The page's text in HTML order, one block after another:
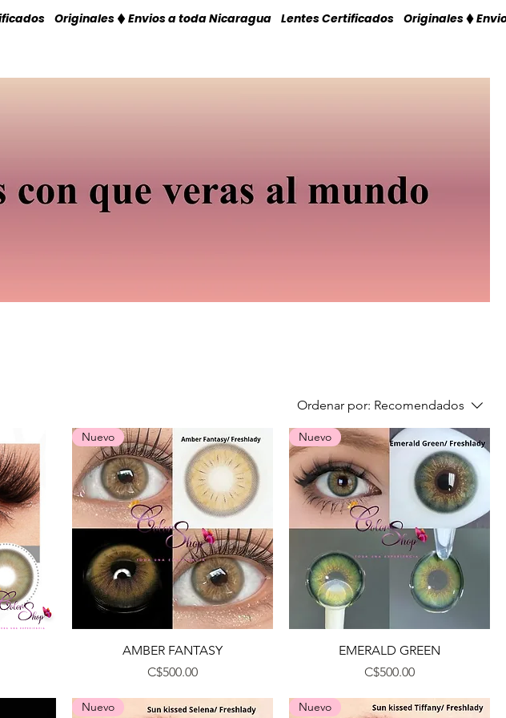
Ordenar por: Recomendados
Vista rápida
Nuevo
AMBER FANTASY
Precio
C$500.00
Vista rápida
Nuevo
EMERALD GREEN
Precio
C$500.00
Nuevo Nuevo